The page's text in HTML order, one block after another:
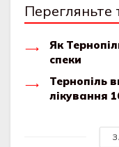
Перегляньте
Як
спеки
Тернопіль
лікування